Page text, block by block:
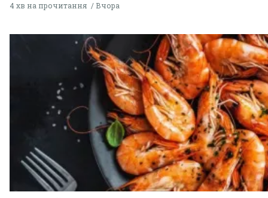
4 хв на прочитання Вчора